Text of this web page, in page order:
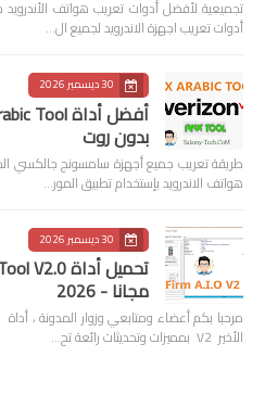
أدوات تعريب اجهزة الاندرويد لجميع ال…
30 ديسمبر 2026
بدون روت
طريقة تعريب جميع أجهزة سامسونج جالكسي
هواتف الاندرويد بإستخدام تطبيق المور…
30 ديسمبر 2026
مجانا - 2026
الأخير V2 بمميزات وتحديثات رائعة تح…